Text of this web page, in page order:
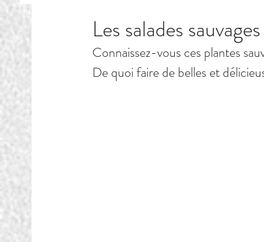
Les salades
Connaissez-vous ces plantes
De quoi faire de belles et